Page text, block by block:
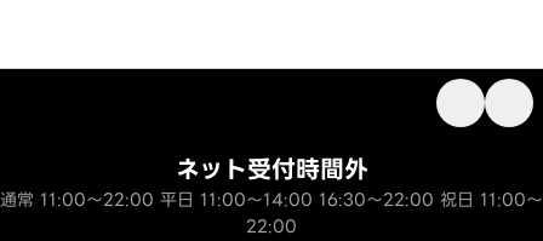
ネット受付時間外
通常 11:00～22:00 平日 11:00～14:00 16:30～22:00 祝日 11:00～
22:00